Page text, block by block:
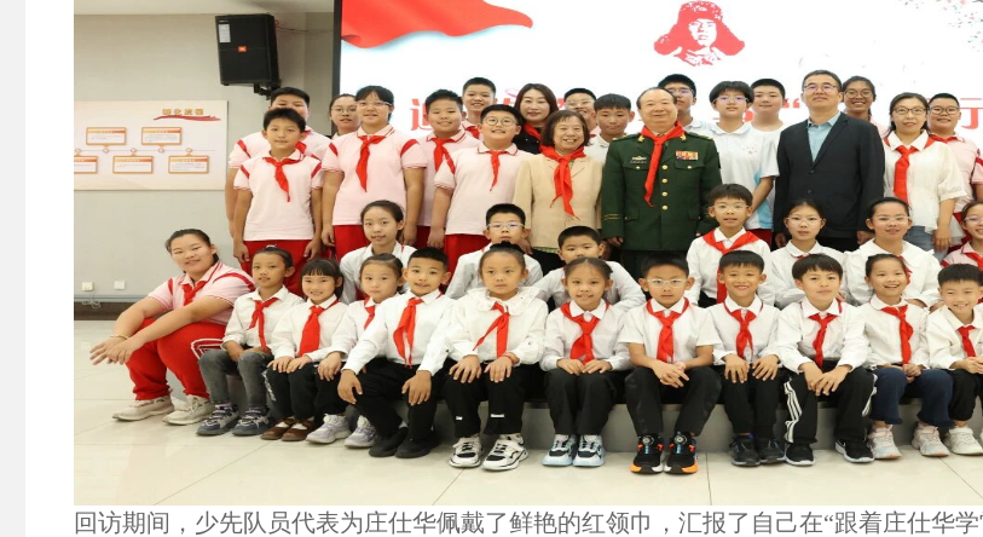
回访期间，少先队员代表为庄仕华佩戴了鲜艳的红领巾，汇报了自己在“跟着庄仕华